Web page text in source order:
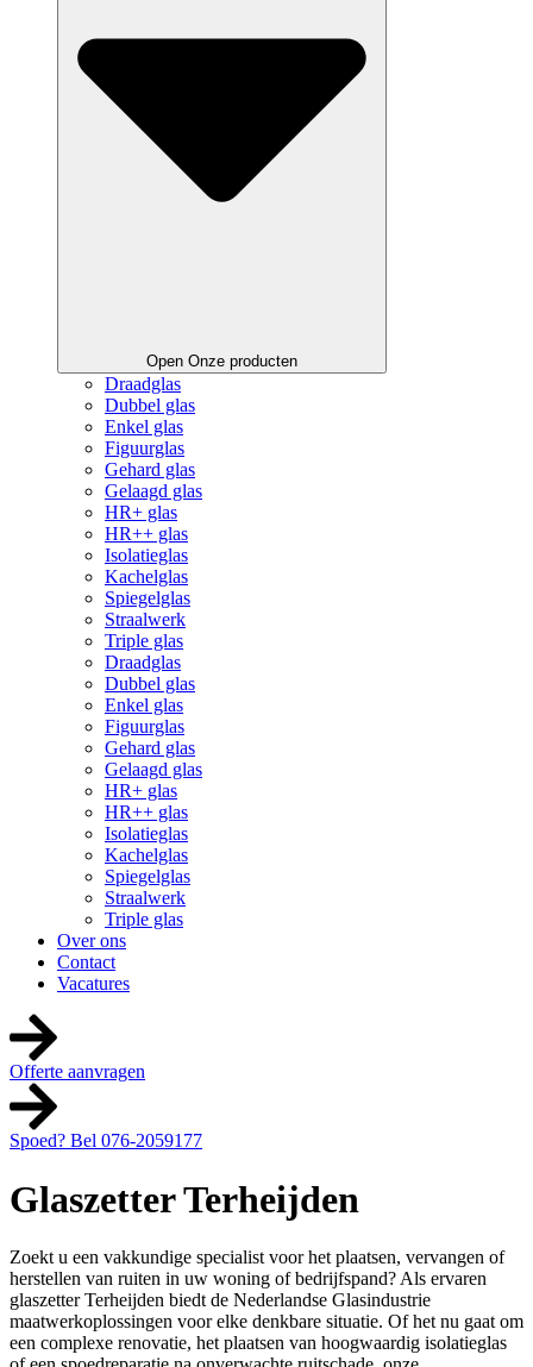
Open Onze producten
Draadglas
Dubbel glas
Enkel glas
Figuurglas
Gehard glas
Gelaagd glas
HR+ glas
HR++ glas
Isolatieglas
Kachelglas
Spiegelglas
Straalwerk
Triple glas
Draadglas
Dubbel glas
Enkel glas
Figuurglas
Gehard glas
Gelaagd glas
HR+ glas
HR++ glas
Isolatieglas
Kachelglas
Spiegelglas
Straalwerk
Triple glas
Over ons
Contact
Vacatures
Offerte aanvragen
Spoed? Bel 076-2059177
Glaszetter Terheijden
Zoekt u een vakkundige specialist voor het plaatsen, vervangen of
herstellen van ruiten in uw woning of bedrijfspand? Als ervaren
glaszetter Terheijden biedt de Nederlandse Glasindustrie
maatwerkoplossingen voor elke denkbare situatie. Of het nu gaat om
een complexe renovatie, het plaatsen van hoogwaardig isolatieglas